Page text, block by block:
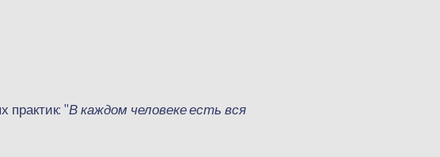
практик: "В каждом человеке есть вся